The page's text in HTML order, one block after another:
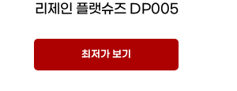
리제인 플랫슈즈 DP005
최저가 보기